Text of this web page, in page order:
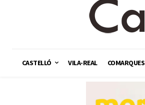
CASTELLÓ VILA-REAL COMARQUES